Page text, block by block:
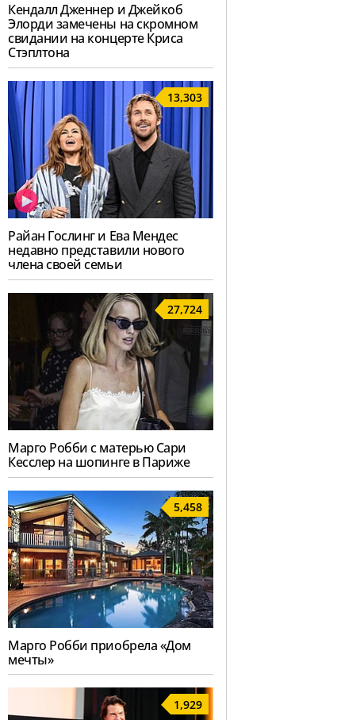
Кендалл Дженнер и Джейкоб
Элорди замечены на скромном
свидании на концерте Криса
Стэплтона
13,303
Райан Гослинг и Ева Мендес
недавно представили нового
члена своей семьи
27,724
Марго Робби с матерью Сари
Кесслер на шопинге в Париже
5,458
Марго Робби приобрела «Дом
мечты»
1,929